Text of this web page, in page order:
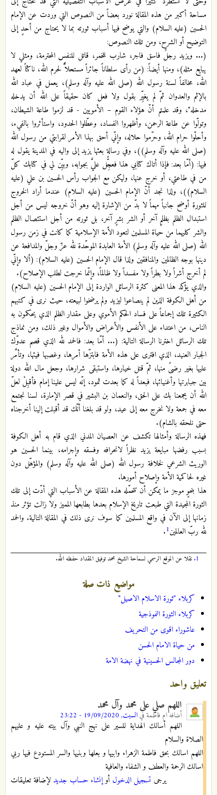
مساحة أكبر من هذه المقالة نورد بعضاً من النصوص التي وردت عن الإمام
الحسين (عليه السلام) والتي يوضح فيها أسباب ثورته بما لا يحتاج من أحدٍ إلى
التوضيح أو الشرح، ومن تلك النصوص:
(... ويزيد رجلٌ فاسق فاجر، شارب للخمر، قاتل للنفس المحترمة، ومثلي لا
يبايع مثله)، ومنها أيضاً: (من رأى سلطاناً جائراً مستحلاًًّ لحرم الله، ناكثاً لعهد
الله، مخالفاً لسنة رسول الله (صلى الله عليه وآله وسلم)، يعمل في عباد الله
بالإثم والعدوان ثمّ لم يغيِّر بقول ولا فعل كان حقيقاً على الله أن يدخله
مدخله"، وقد علمتم أنّ هؤلاء القوم – الأمويين - قد لزموا طاعة الشيطان،
وتولّوا عن طاعة الرحمن، وأظهروا الفساد، وعطّلوا الحدود، واستأثروا بالفيء،
وأحلّوا حرام الله، وحرّموا حلاله، وإنّي أحق بهذا الأمر لقرابتي من رسول الله
(صلى الله عليه وآله وسلم))، وفي رسالةٍ بعثها يزيد إلى واليه في المدينة يقول له
فيها: (أمّا بعد: فإذا أتاك كتابي هذا فعجِّل عليَّ بجوابه، وبيِّن لي في كتابك كلّ
من في طاعتي، أو خرج عنها، وليكن مع الجواب رأس الحسين بن علي (عليه
السلام))، ولذا نجد أنّ الإمام الحسين (عليه السلام) عندما أراد الخروج
للثورة أوضح جانباً مهماً لا بدّ من الإشارة إليه وهو أنّ خروجه ليس من أجل
استبدال الظلم بظلمٍ آخر أو الشر بشرٍ آخر، بل ثورته من أجل استئصال الظلم
والشر كليهما من حياة المسلمين لتعود الأمة الإسلامية كما كانت في زمن رسول
الله (صلى الله عليه وآله وسلم) الأمة العابدة الموحّدة لله عزّ وجلّ والمدافعة عن
دينها بوجه الظالمين والمنافقين ولذا قال الإمام الحسين (عليه السلام): (ألا وإنّي
لم أخرج أشراً ولا بطراً ولا مفسداً ولا ظالماً، وإنّما خرجت لطلب الإصلاح).
والذي يؤكد هذا المعنى كثرة الرسائل الواردة إلى الإمام الحسين (عليه السلام)
من أهل الكوفة الذين لم ينصاعوا ليزيد ولم يرضخوا لبيعته، حيث نرى في كتبهم
الكثيرة تلك إجماعاً على فساد الحكم الأموي وعلى مقدار الظلم الذي يحكمون به
الناس، من اعتداء على الأنفس والأعراض والأموال وغير ذلك، ومن نماذج
تلك الرسائل اخترنا الرسالة التالية: (... أمّا بعد: فالحمد لله الذي قصم عدوّك
الجبار العنيد، الذي افترى على هذه الأمة فابتزّها أمرها، وغصبها فيئها، وتأمَّر
عليها بغير رضىً منها، ثمّ قتل خيارها، واستبقى شرارها، وجعل مال الله دولة
بين جبابرتها وأغنيائها، فبعداً له كما بعدت ثمود، إنّه ليس علينا إمام فأقبِلْ لعلّ
الله أن يجمعنا بك على الحق، والنعمان بن البشير في قصر الإمارة، لسنا نجتمع
معه في جمعة ولا نخرج معه إلى عيد، ولو قد بلغنا أنّك قد أقبلت إلينا أخرجناه
حتى نلحقه بالشام).
فهذه الرسالة وأمثالها تكشف عن العصيان المدني الذي قام به أهل الكوفة
بسبب رفضها مبايعة يزيد نظراً لانحرافه وفسقه وإجرامه، بينما الحسين هو
الوريث الشرعي لخلافة رسول الله (صلى الله عليه وآله وسلم) والمؤهّل دون
غيره لحاكمية الأمة وإصلاح أمورها.
هذا بنحوٍ موجز ما يمكن أن تتحمّله هذه المقالة عن الأسباب التي أدّت إلى تلك
الثورة المجيدة التي طبعت تاريخ الإسلام بعدها بطابعها المميز ولا زالت تؤثر منذ
زمانها إلى الآن في واقع المسلمين كما سوف نرى ذلك في المقالة التالية. والحمد
لله ربّ العالمين1
.
1. نقلا عن الموقع الرسمي لسماحة الشيخ محمد توفيق المقداد حفظه الله.
مواضيع ذات صلة
كربلاء "ثورة الاسلام الاصيل"
كربلاء الثورة النموذجية
عاشوراء اقوى من التحريف
من حياة الامام الحسن
دور المجالس الحسينية في نهضة الامة
تعليق واحد
اللهم صلي على محمد وآل محمد
أضافهام فاطمةفيالسبت, 19/09/2020 - 23:22
اللهم أسالك الهداية للسير على نهج النبي وآل بيته عليه و عليهم
الصلاة والسلام
اللهم اسالك بحق فاطمة الزهراء وابيها و بعلها وبنيها والسر المستودع فيها ربي
اسالك الرحمة والعطف و الشفاء والعافية
يرجى تسجيل الدخول أوإنشاء حساب جديد لإضافة تعليقات